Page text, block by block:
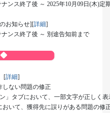
ス終了後 ～ 2025年10月09日(木)定
お知らせ][詳細]
ンス終了後 ～ 別途告知前まで
[詳細]
ない問題の修正
タブにおいて、一部文字が正しく
いて、獲得先に誤りがある問題の修